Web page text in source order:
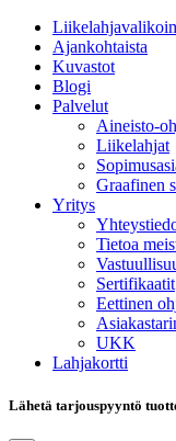
Ajankohtaista
Kuvastot
Blogi
Palvelut
Aineisto-
Liikelahjat
Graafinen
Yritys
Tietoa
Sertifikaatit
Eettinen
UKK
Lahjakortti
Lähetä tarjouspyyntö